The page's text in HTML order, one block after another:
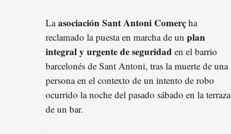
Laasociación Sant Antoni Comerç ha
reclamado la puesta en marcha de un plan
integral y urgente de seguridad en el barrio
barcelonés de Sant Antoni, tras la muerte de una
persona en el contexto de un intento de robo
ocurrido la noche del pasado sábado en la terraza
de un bar.